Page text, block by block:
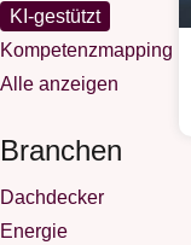
KI-gestützt
Kompetenzmapping
Alle anzeigen
Branchen
Dachdecker
Energie